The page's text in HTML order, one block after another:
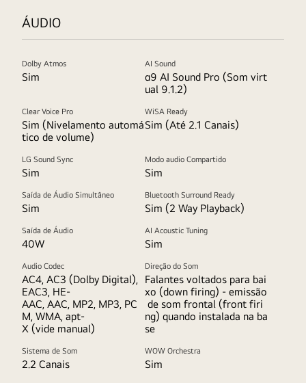
ÁUDIO
Dolby Atmos
Sim
AI Sound
α9 AI Sound Pro (Som virt
ual 9.1.2)
Clear Voice Pro
Sim (Nivelamento automá
tico de volume)
WiSA Ready
Sim (Até 2.1 Canais)
LG Sound Sync
Sim
Modo audio Compartido
Sim
Saída de Áudio Simultâneo
Sim
Bluetooth Surround Ready
Sim (2 Way Playback)
Saída de Áudio
40W
AI Acoustic Tuning
Sim
Audio Codec
AC4, AC3 (Dolby Digital),
EAC3, HE-
AAC, AAC, MP2, MP3, PC
M, WMA, apt-
X (vide manual)
Direção do Som
Falantes voltados para bai
xo (down firing) - emissão
de som frontal (front firi
ng) quando instalada na ba
se
Sistema de Som
2.2 Canais
WOW Orchestra
Sim